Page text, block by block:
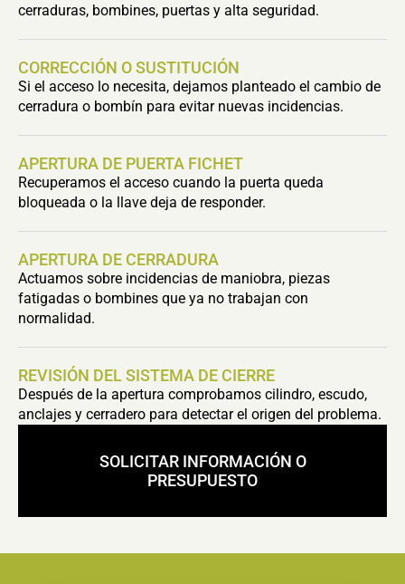
cerraduras, bombines, puertas y alta seguridad.
CORRECCIÓN O SUSTITUCIÓN
Si el acceso lo necesita, dejamos planteado el cambio de
cerradura o bombín para evitar nuevas incidencias.
APERTURA DE PUERTA FICHET
Recuperamos el acceso cuando la puerta queda
bloqueada o la llave deja de responder.
APERTURA DE CERRADURA
Actuamos sobre incidencias de maniobra, piezas
fatigadas o bombines que ya no trabajan con
normalidad.
REVISIÓN DEL SISTEMA DE CIERRE
Después de la apertura comprobamos cilindro, escudo,
anclajes y cerradero para detectar el origen del problema.
SOLICITAR INFORMACIÓN O
PRESUPUESTO